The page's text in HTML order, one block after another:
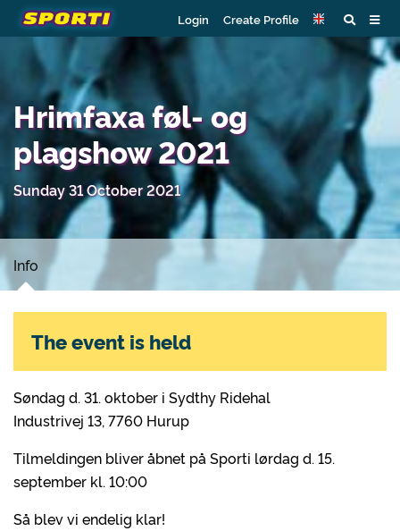
Login Create Profile
Hrimfaxa føl- og
plagshow 2021
Sunday 31 October 2021
Info
Søndag d. 31. oktober i Sydthy Ridehal
Industrivej 13, 7760 Hurup
Tilmeldingen bliver åbnet på Sporti lørdag d. 15.
september kl. 10:00
Så blev vi endelig klar!
The event is held